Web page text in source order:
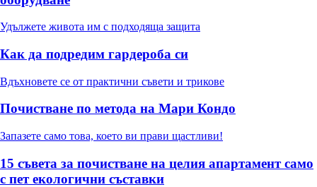
Удължете живота им с подходяща защита
Как да подредим гардероба си
Вдъхновете се от практични съвети и трикове
Почистване по метода на Мари Кондо
Запазете само това, което ви прави щастливи!
15 съвета за почистване на целия апартамент само
с пет екологични съставки